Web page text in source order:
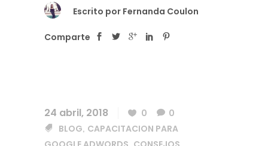
Escrito por Fernanda Coulon
Comparte
24 abril, 2018 0
0
BLOG, CAPACITACION PARA